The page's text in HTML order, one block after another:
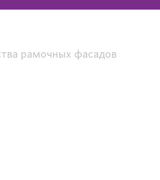
рамочных фасадов